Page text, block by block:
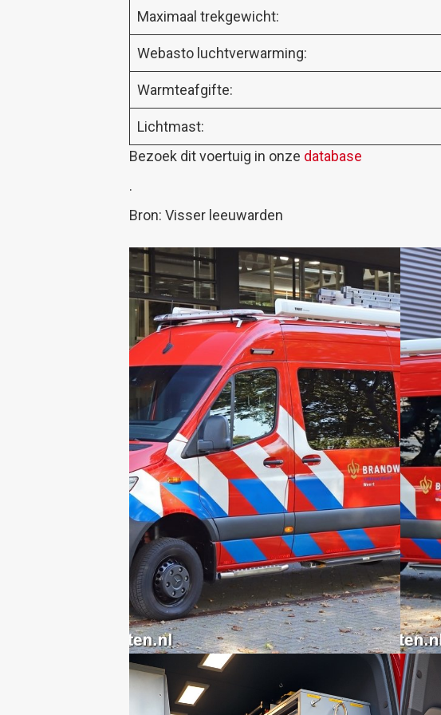
Maximaal trekgewicht:
Webasto luchtverwarming:
Warmteafgifte:
Lichtmast:
Bezoek dit voertuig in onze database
.
Bron: Visser leeuwarden